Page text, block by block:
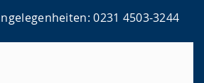
0231 4503-3244